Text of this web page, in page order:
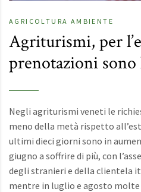
AGRICOLTURA AMBIENTE
Agriturismi, per
prenotazioni sono
Negli agriturismi veneti le
meno della metà rispetto
ultimi dieci giorni sono in
giugno a soffrire di più, con
degli stranieri e della clientela
mentre in luglio e agosto